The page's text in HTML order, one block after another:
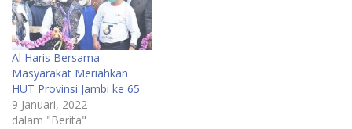
Al Haris Bersama
Masyarakat Meriahkan
HUT Provinsi Jambi ke 65
9 Januari, 2022
dalam "Berita"